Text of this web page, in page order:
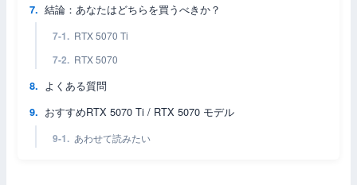
結論：あなたはどちらを買うべきか？
RTX 5070 Ti
RTX 5070
よくある質問
おすすめRTX 5070 Ti / RTX 5070 モデル
あわせて読みたい